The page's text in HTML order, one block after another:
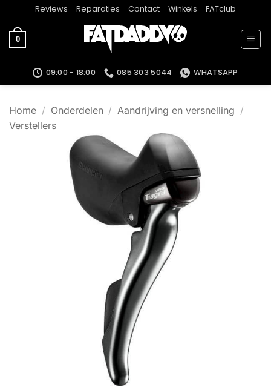
inhoud
Reviews Reparaties Contact Winkels FATclub
0
09:00 - 18:00 085 303 5044 WHATSAPP
Home / Onderdelen / Aandrijving en versnelling /
Verstellers